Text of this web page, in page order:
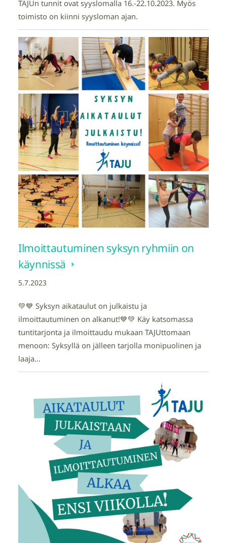
TAJUn tunnit ovat syyslomalla 16.-22.10.2023. Myös
toimisto on kiinni syysloman ajan.
Ilmoittautuminen syksyn ryhmiin on
käynnissä
5.7.2023
💚💙 Syksyn aikataulut on julkaistu ja
ilmoittautuminen on alkanut!💙💚 Käy katsomassa
tuntitarjonta ja ilmoittaudu mukaan TAJUttomaan
menoon: Syksyllä on jälleen tarjolla monipuolinen ja
laaja…